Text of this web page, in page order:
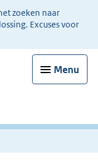
zoeken naar
Excuses voor
Menu